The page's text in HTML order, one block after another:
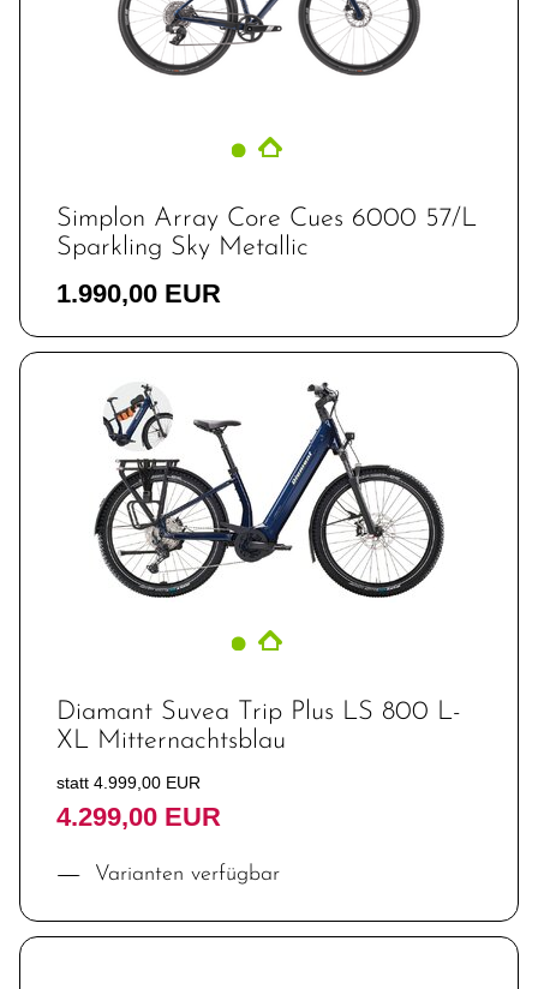
Simplon Array Core Cues 6000 57/L
Sparkling Sky Metallic
1.990,00 EUR
Diamant Suvea Trip Plus LS 800 L-
XL Mitternachtsblau
statt 4.999,00 EUR
4.299,00 EUR
Varianten verfügbar